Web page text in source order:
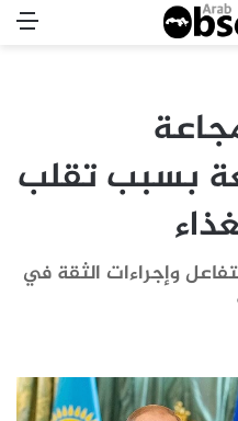
بسبب تقلب
وإجراءات الثقة في